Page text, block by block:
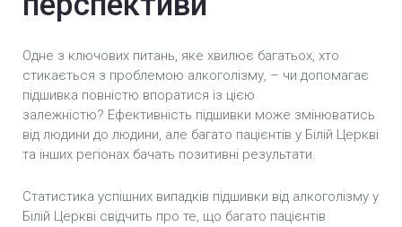
Одне з ключових питань, яке хвилює багатьох, хто
стикається з проблемою алкоголізму, – чи допомагає
підшивка повністю впоратися із цією
залежністю? Ефективність підшивки може змінюватись
від людини до людини, але багато пацієнтів у Білій Церкві
та інших регіонах бачать позитивні результати.
Статистика успішних випадків підшивки від алкоголізму у
Білій Церкві свідчить про те, що багато пацієнтів